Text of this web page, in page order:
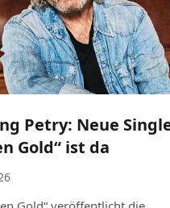
Petry: Neue
Gold“ ist da